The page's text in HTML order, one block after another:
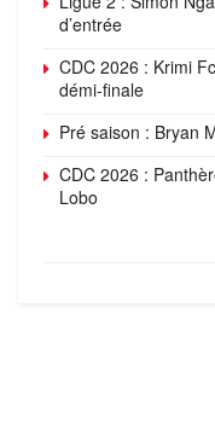
d’entrée
CDC 2026 : Krimi
démi-finale
Pré saison : Bryan
CDC 2026 :
Lobo